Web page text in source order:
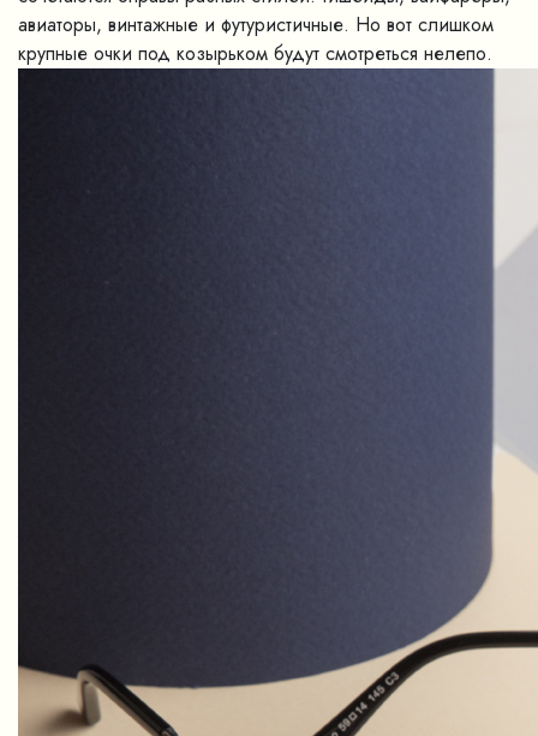
авиаторы, винтажные и футуристичные. Но вот слишком
крупные очки под козырьком будут смотреться нелепо.